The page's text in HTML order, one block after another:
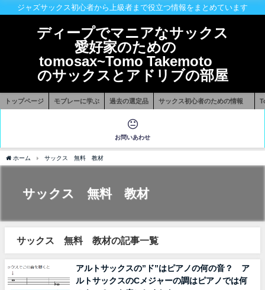
ジャズサックス初心者から上級者まで役立つ情報をまとめています
ディープでマニアなサックス
愛好家のための
tomosax~Tomo Takemoto
のサックスとアドリブの部屋
トップページ モブレーに学ぶ 過去の選定品 サックス初心者のための情報
お問いあわせ
ホーム サックス 無料 教材
サックス 無料 教材
サックス 無料 教材の記事一覧
アルトサックスの”ド”はピアノの何の音？ ア
ルトサックスのCメジャーの調はピアノでは何